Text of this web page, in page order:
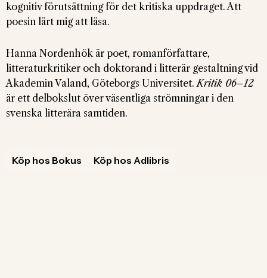
kognitiv förutsättning för det kritiska uppdraget. Att
poesin lärt mig att läsa.
Hanna Nordenhök är poet, romanförfattare,
litteraturkritiker och doktorand i litterär gestaltning vid
Akademin Valand, Göteborgs Universitet.Kritik 06–12
är ett delbokslut över väsentliga strömningar i den
svenska litterära samtiden.
Köp hos Bokus Köp hos Adlibris